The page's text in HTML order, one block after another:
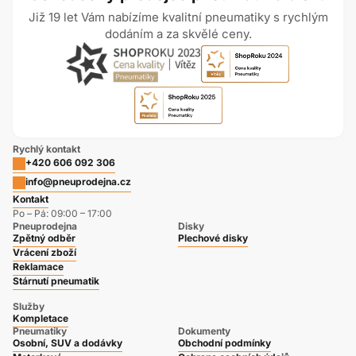
Již 19 let Vám nabízíme kvalitní pneumatiky s rychlým
dodáním a za skvělé ceny.
Rychlý kontakt
+420 606 092 306
info@pneuprodejna.cz
Kontakt
Po – Pá: 09:00 – 17:00
Pneuprodejna
Zpětný odběr
Vrácení zboží
Reklamace
Stárnutí pneumatik
Služby
Kompletace
Disky
Plechové disky
Pneumatiky
Osobní, SUV a dodávky
Dokumenty
Obchodní podmínky